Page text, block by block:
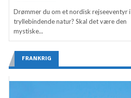
Drømmer du om et nordisk rejseeventyr i
tryllebindende natur? Skal det være den
mystiske...
FRANKRIG